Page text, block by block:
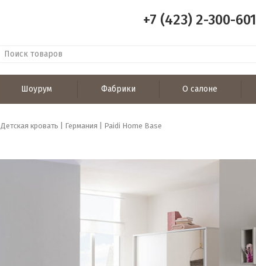
+7 (423) 2-300-601
Шоурум Фабрики О салоне
Детская кровать | Германия | Paidi Home Base